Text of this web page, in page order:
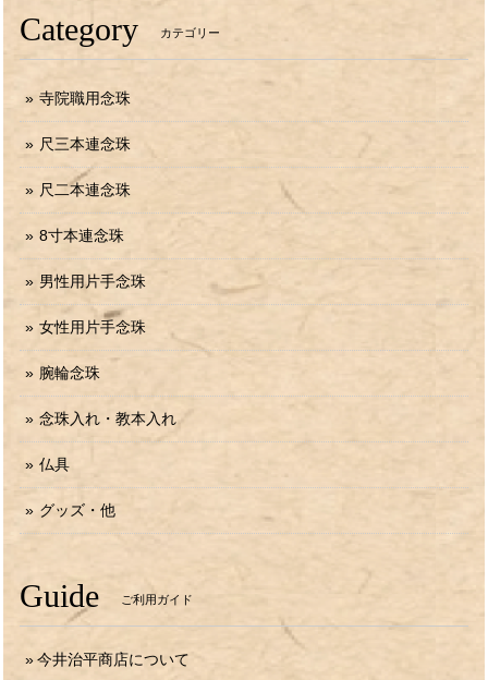
Category カテゴリー
寺院職用念珠
尺三本連念珠
尺二本連念珠
8寸本連念珠
男性用片手念珠
女性用片手念珠
腕輪念珠
念珠入れ・教本入れ
仏具
グッズ・他
Guide ご利用ガイド
今井治平商店について